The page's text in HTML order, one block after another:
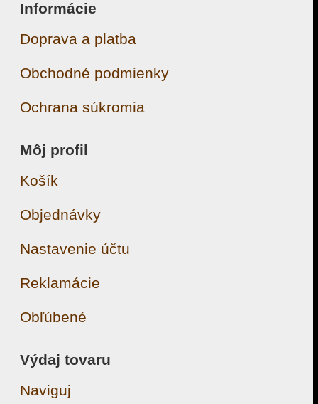
Informácie
Doprava a platba
Obchodné podmienky
Ochrana súkromia
Môj profil
Košík
Objednávky
Nastavenie účtu
Reklamácie
Obľúbené
Výdaj tovaru
Naviguj